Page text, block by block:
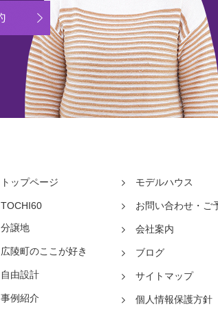
メールでのお問い合わせ/モデル
トップページ
TOCHI60
分譲地
広陵町のここが好き
自由設計
事例紹介
モデルハウス
お問い合わせ・ご
会社案内
ブログ
サイトマップ
個人情報保護方針